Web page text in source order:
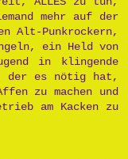
mehr auf der
Alt-Punkrockern,
ein Held von
in klingende
der es nötig hat,
zu machen und
am Kacken zu